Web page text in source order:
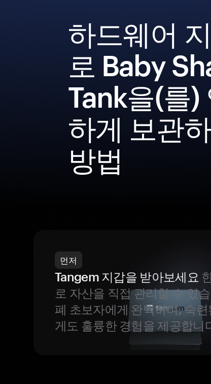
하드웨어
로 Baby
Tank을(를)
하게 보관
방법
먼저
Tangem 지갑을 받아보세요
로 자산을 직접 관리할 수 있
폐 초보자에게 완벽하며, 숙
게도 훌륭한 경험을 제공합니